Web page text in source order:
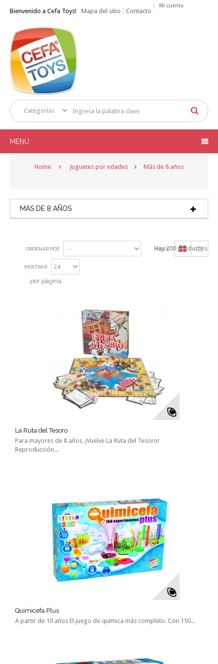
Bienvenido a Cefa Toys! Mapa del sitio Contacto
Mi cuenta
MENÚ
Home Juguetes por edades Más de 8 años
MÁS DE 8 AÑOS
Hay 200 productos.
VISTA:
ORDENAR POR
MOSTRAR
por página
La Ruta del Tesoro
Para mayores de 8 años. ¡Vuelve La Ruta del Tesoro!
Reproducción...
Quimicefa Plus
A partir de 10 años El juego de química más completo. Con 150...